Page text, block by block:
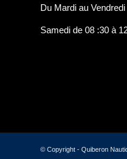
Du Mardi au
Samedi de 08 :30 à
© Copyright - Quiberon